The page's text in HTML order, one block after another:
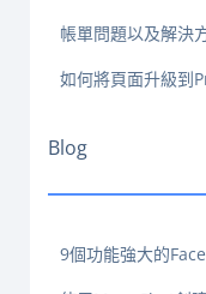
帳單問題以及解決
如何將頁面升級到
Blog
9個功能強大的